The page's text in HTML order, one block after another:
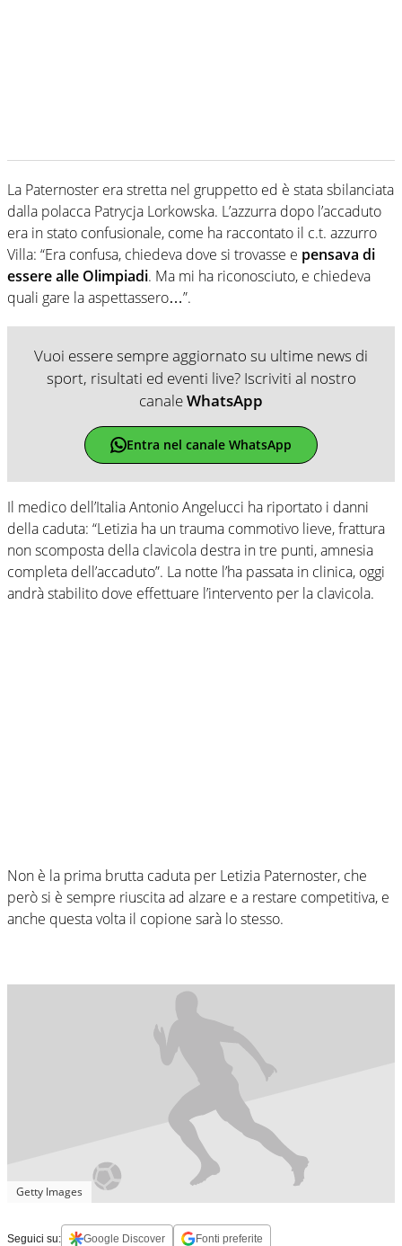
La Paternoster era stretta nel gruppetto ed è stata sbilanciata
dalla polacca Patrycja Lorkowska. L’azzurra dopo l’accaduto
era in stato confusionale, come ha raccontato il c.t. azzurro
Villa: “Era confusa, chiedeva dove si trovasse e pensava di
essere alle Olimpiadi. Ma mi ha riconosciuto, e chiedeva
quali gare la aspettassero…”.
Vuoi essere sempre aggiornato su ultime news di
sport, risultati ed eventi live? Iscriviti al nostro
canaleWhatsApp
Entra nel canale WhatsApp
Il medico dell’Italia Antonio Angelucci ha riportato i danni
della caduta: “Letizia ha un trauma commotivo lieve, frattura
non scomposta della clavicola destra in tre punti, amnesia
completa dell’accaduto”. La notte l’ha passata in clinica, oggi
andrà stabilito dove effettuare l’intervento per la clavicola.
Non è la prima brutta caduta per Letizia Paternoster, che
però si è sempre riuscita ad alzare e a restare competitiva, e
anche questa volta il copione sarà lo stesso.
Getty Images
Seguici su: Google Discover Fonti preferite